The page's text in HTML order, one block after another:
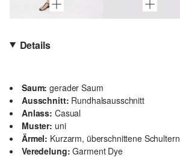
Details
Saum: gerader Saum
Ausschnitt: Rundhalsausschnitt
Anlass: Casual
Muster: uni
Ärmel: Kurzarm, überschnittene Schultern
Veredelung: Garment Dye